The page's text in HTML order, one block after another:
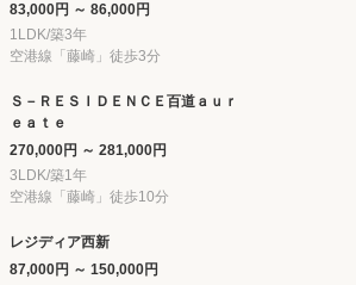
83,000円 ～ 86,000円
1LDK/築3年
空港線「藤崎」徒歩3分
Ｓ－ＲＥＳＩＤＥＮＣＥ百道ａｕｒ
ｅａｔｅ
270,000円 ～ 281,000円
3LDK/築1年
空港線「藤崎」徒歩10分
レジディア西新
87,000円 ～ 150,000円